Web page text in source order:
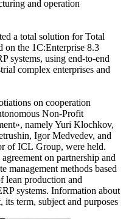
and operation
a total solution for Total
on the 1С:Enterprise 8.3
systems, using end-to-end
complex enterprises and
on cooperation
Non-Profit
namely Yuri Klochkov,
Igor Medvedev, and
of ICL Group, were held.
on partnership and
management methods based
lean production and
systems. Information about
its term, subject and purposes